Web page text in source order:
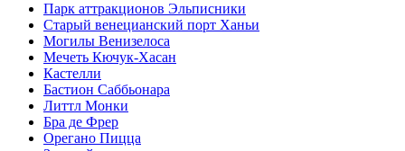
Парк аттракционов Эльписники
Старый венецианский порт Ханьи
Могилы Венизелоса
Мечеть Кючук-Хасан
Кастелли
Бастион Саббьонара
Литтл Монки
Бра де Фрер
Орегано Пицца